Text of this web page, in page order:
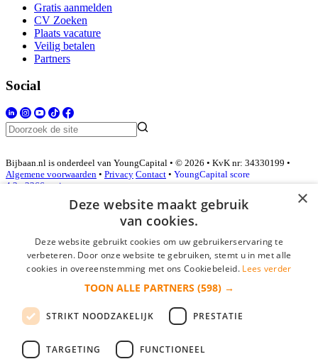
Gratis aanmelden
CV Zoeken
Plaats vacature
Veilig betalen
Partners
Social
Bijbaan.nl is onderdeel van YoungCapital • © 2026 • KvK nr: 34330199 •
Algemene voorwaarden • Privacy Contact • YoungCapital score
4.3 - 3366 reviews
Inloggen als bedrijf
*
login gegevens onthouden
login
×
Deze website maakt gebruik
van cookies.
Deze website gebruikt cookies om uw gebruikerservaring te
verbeteren. Door onze website te gebruiken, stemt u in met alle
cookies in overeenstemming met ons Cookiebeleid. Lees verder
TOON ALLE PARTNERS (598) →
STRIKT NOODZAKELIJK PRESTATIE
TARGETING FUNCTIONEEL